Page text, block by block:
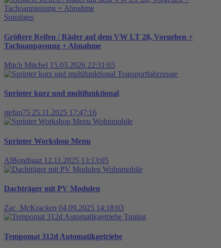
Sonstiges
Größere Reifen / Räder auf dem VW LT 28, Vorgehen +
Tachoanpassung + Abnahme
Mitch Mitchel 15.03.2026 22:31:03
Transportfahrzeuge
Sprinter kurz und multifunktional
stefan75 25.11.2025 17:47:16
Wohnmobile
Sprinter Workshop Menu
AlBondigaz 12.11.2025 13:13:05
Wohnmobile
Dachträger mit PV Modulen
Zac_McKracken 04.09.2025 14:18:03
Tuning
Tempomat 312d Automatikgetriebe